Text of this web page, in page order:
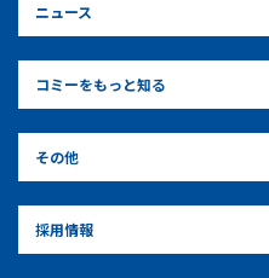
ニュース
コミーをもっと知る
その他
採用情報